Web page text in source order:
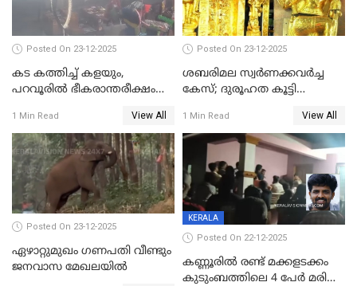
പൊലിഞ്ഞു
Posted On 23-12-2025
കട കത്തിച്ച് കളയും,
പറവൂരില്‍ ഭീകരാന്തരീക്ഷം
1 Min Read View All
Posted On 23-12-2025
ശബരിമല സ്വര്‍ണക്കവര്‍ച്ച
കേസ്; ദുരൂഹത കൂട്ടി
1 Min Read View All
Posted On 23-12-2025
ഏഴാറ്റുമുഖം ഗണപതി വീണ്ടും
ജനവാസ മേഖലയിൽ
KERALA
Posted On 22-12-2025
കണ്ണൂരിൽ രണ്ട് മക്കളടക്കം
കുടുംബത്തിലെ 4 പേർ മരിച്ച